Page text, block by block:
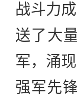
战斗力
送了大
军，涌
强军先